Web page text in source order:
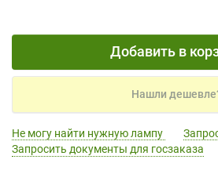
Добавить в
Нашли
Не могу найти нужную лампу
Запросить документы для госзаказа